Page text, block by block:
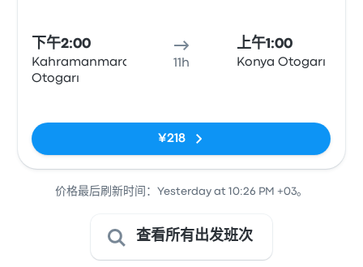
下午2:00
Kahramanmaraş
Otogarı
11h
上午1:00
Konya Otogarı
¥218
价格最后刷新时间：Yesterday at 10:26 PM +03。
查看所有出发班次